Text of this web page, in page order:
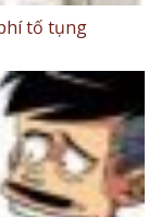
tố tụng